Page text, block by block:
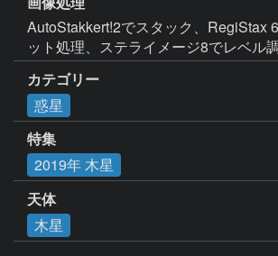
AutoStakkert!2でスタック、RegiStax
ット処理、ステライメージ8でレベル調
カテゴリー
惑星
特集
2019年 木星
天体
木星